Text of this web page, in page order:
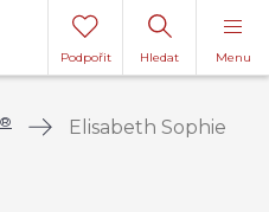
Menu
Hledat
Podpořit
®
Elisabeth Sophie